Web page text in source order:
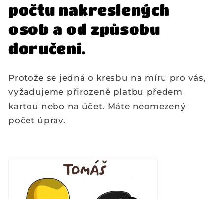
počtu nakreslených
osob a od způsobu
doručení.
Protože se jedná o kresbu na míru pro vás,
vyžadujeme přirozeně platbu předem
kartou nebo na účet. Máte neomezený
počet úprav.